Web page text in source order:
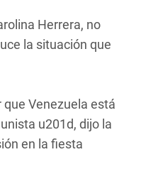
Herrera, no
la situación que
Venezuela está
u201d, dijo la
en la fiesta